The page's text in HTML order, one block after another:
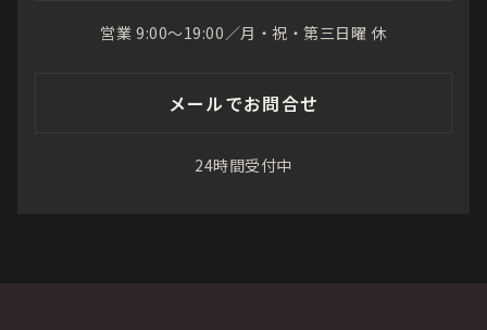
営業 9:00〜19:00／月・祝・第三日曜 休
メールでお問合せ
24時間受付中